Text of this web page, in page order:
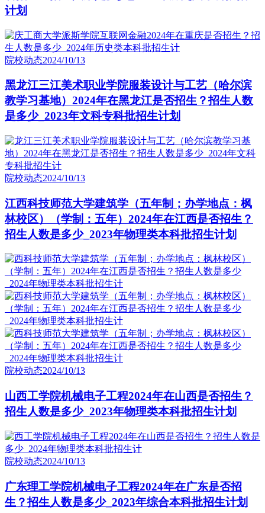
计划
院校动态2024/10/13
黑龙江三江美术职业学院服装设计与工艺（哈尔滨
教学习基地）2024年在黑龙江是否招生？招生人数
是多少_2023年文科专科批招生计划
院校动态2024/10/13
江西科技师范大学建筑学（五年制；办学地点：枫
林校区）（学制：五年）2024年在江西是否招生？
招生人数是多少_2023年物理类本科批招生计划
院校动态2024/10/13
山西工学院机械电子工程2024年在山西是否招生？
招生人数是多少_2023年物理类本科批招生计划
院校动态2024/10/13
广东理工学院机械电子工程2024年在广东是否招
生？招生人数是多少_2023年综合本科批招生计划